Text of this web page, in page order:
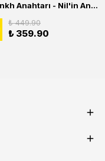
2'li Ankh Anahtarı - Nil'in Anahtarı - Kuru Kafa Erkek Kadın Kolye Seti
₺ 449.90
₺ 359.90